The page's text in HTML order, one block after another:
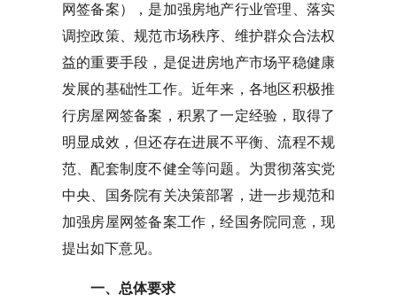
网签备案），是加强房地产行业管理、落实
调控政策、规范市场秩序、维护群众合法权
益的重要手段，是促进房地产市场平稳健康
发展的基础性工作。近年来，各地区积极推
行房屋网签备案，积累了一定经验，取得了
明显成效，但还存在进展不平衡、流程不规
范、配套制度不健全等问题。为贯彻落实党
中央、国务院有关决策部署，进一步规范和
加强房屋网签备案工作，经国务院同意，现
提出如下意见。
一、总体要求